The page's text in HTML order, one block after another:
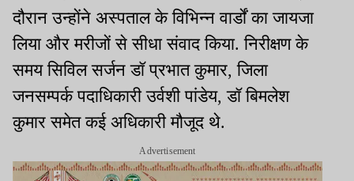
दौरान उन्होंने अस्पताल के विभिन्न वार्डों का जायजा
लिया और मरीजों से सीधा संवाद किया. निरीक्षण के
समय सिविल सर्जन डॉ प्रभात कुमार, जिला
जनसम्पर्क पदाधिकारी उर्वशी पांडेय, डॉ बिमलेश
कुमार समेत कई अधिकारी मौजूद थे.
Advertisement